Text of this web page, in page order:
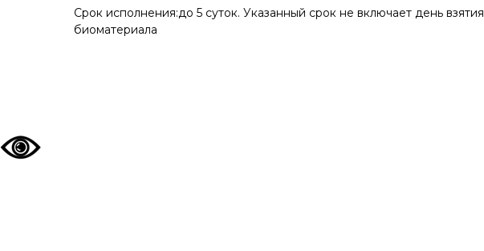
Cрок исполнения:до 5 суток. Указанный срок не включает день взятия
биоматериала